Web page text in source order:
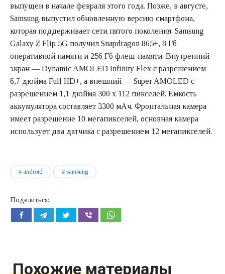
выпущен в начале февраля этого года. Позже, в августе,
Samsung выпустил обновленную версию смартфона,
которая поддерживает сети пятого поколения. Samsung
Galaxy Z Flip 5G получил Snapdragon 865+, 8 Гб
оперативной памяти и 256 Гб флеш-памяти. Внутренний
экран — Dynamic AMOLED Infinity Flex с разрешением
6,7 дюйма Full HD+, а внешний — Super AMOLED с
разрешением 1,1 дюйма 300 x 112 пикселей. Емкость
аккумулятора составляет 3300 мАч. Фронтальная камера
имеет разрешение 10 мегапикселей, основная камера
использует два датчика с разрешением 12 мегапикселей.
android samsung
Поделиться:
Похожие материалы